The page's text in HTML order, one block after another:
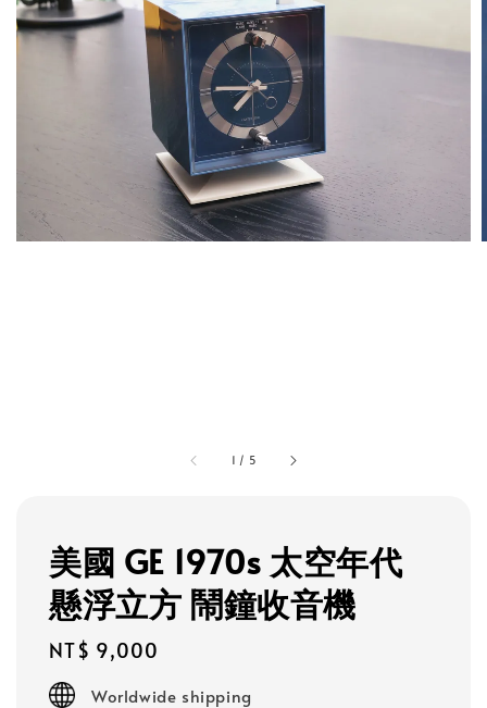
1 / 5
美國 GE 1970s 太空年代
懸浮立方 鬧鐘收音機
Regular
price
NT$ 9,000
Worldwide shipping